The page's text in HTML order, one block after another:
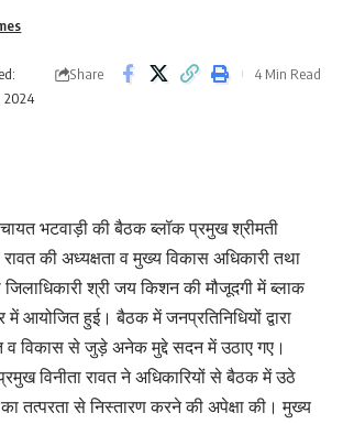
2024
Share
4 Min Read
भटवाड़ी की बैठक ब्लॉक प्रमुख श्रीमती
रावत की अध्यक्षता व मुख्य विकास अधिकारी तथा
जिलाधिकारी श्री जय किशन की मौजूदगी में ब्लाक
में आयोजित हुई। बैठक में जनप्रतिनिधियों द्वारा
व विकास से जुड़े अनेक मुद्दे सदन में उठाए गए।
विनीता रावत ने अधिकारियों से बैठक में उठे
का तत्परता से निस्तारण करने की अपेक्षा की। मुख्य